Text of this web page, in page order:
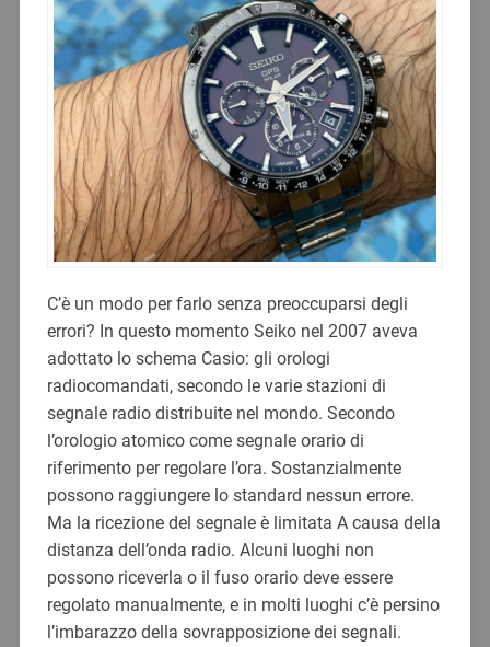
C’è un modo per farlo senza preoccuparsi degli
errori? In questo momento Seiko nel 2007 aveva
adottato lo schema Casio: gli orologi
radiocomandati, secondo le varie stazioni di
segnale radio distribuite nel mondo. Secondo
l’orologio atomico come segnale orario di
riferimento per regolare l’ora. Sostanzialmente
possono raggiungere lo standard nessun errore.
Ma la ricezione del segnale è limitata A causa della
distanza dell’onda radio. Alcuni luoghi non
possono riceverla o il fuso orario deve essere
regolato manualmente, e in molti luoghi c’è persino
l’imbarazzo della sovrapposizione dei segnali.